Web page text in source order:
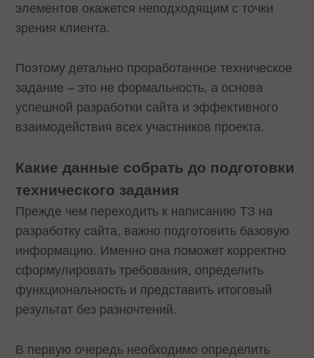
элементов окажется неподходящим с точки
зрения клиента.
Поэтому детально проработанное техническое
задание – это не формальность, а основа
успешной разработки сайта и эффективного
взаимодействия всех участников проекта.
Какие данные собрать до подготовки
технического задания
Прежде чем переходить к написанию ТЗ на
разработку сайта, важно подготовить базовую
информацию. Именно она поможет корректно
сформулировать требования, определить
функциональность и представить итоговый
результат без разночтений.
В первую очередь необходимо определить